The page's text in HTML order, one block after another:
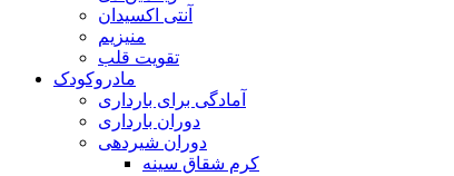
آنتی اکسیدان
منیزیم
تقویت قلب
مادروکودک
آمادگی برای بارداری
دوران بارداری
دوران شیردهی
کرم شقاق سینه